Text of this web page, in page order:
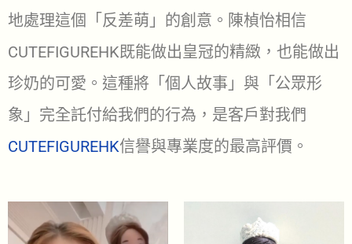
地處理這個「反差萌」的創意。陳楨怡相信
CUTEFIGUREHK既能做出皇冠的精緻，也能做出
珍奶的可愛。這種將「個人故事」與「公眾形
象」完全託付給我們的行為，是客戶對我們
CUTEFIGUREHK信譽與專業度的最高評價。